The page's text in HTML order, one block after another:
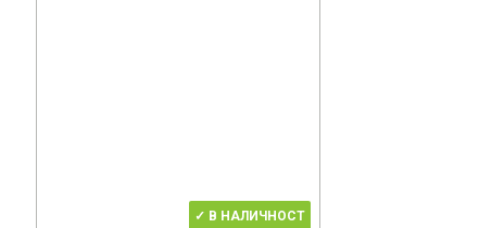
✓ В НАЛИЧНОСТ